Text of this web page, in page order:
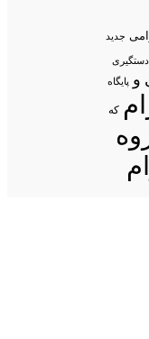
جدید
دستگیری
و پایگاه
که